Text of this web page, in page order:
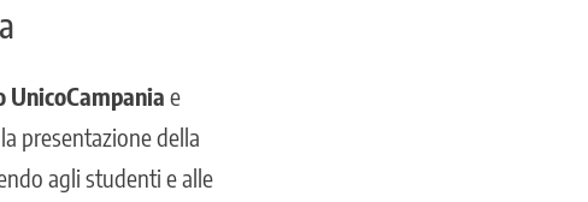
UnicoCampania e
presentazione della
agli studenti e alle